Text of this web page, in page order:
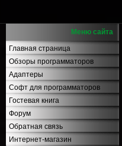
Меню сайта
Главная страница
Обзоры программаторов
Адаптеры
Софт для программаторов
Гостевая книга
Форум
Обратная связь
Интернет-магазин